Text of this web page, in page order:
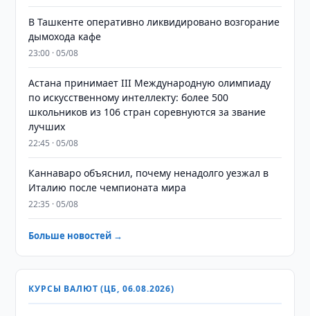
В Ташкенте оперативно ликвидировано возгорание
дымохода кафе
23:00 · 05/08
Астана принимает III Международную олимпиаду
по искусственному интеллекту: более 500
школьников из 106 стран соревнуются за звание
лучших
22:45 · 05/08
Каннаваро объяснил, почему ненадолго уезжал в
Италию после чемпионата мира
22:35 · 05/08
Больше новостей →
КУРСЫ ВАЛЮТ (ЦБ, 06.08.2026)